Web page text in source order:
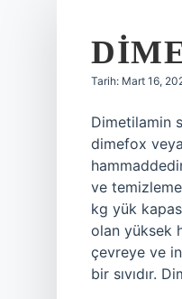
Tarih: Mart 16,
Dimetilamin
dimefox
ve
kg yük
olan yüksek
çevreye ve
bir sıvıdır.